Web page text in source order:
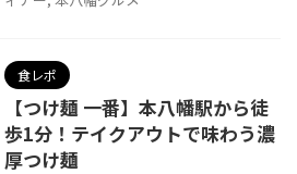
食レポ
【つけ麺 一番】本八幡駅から徒
歩1分！テイクアウトで味わう濃
厚つけ麺